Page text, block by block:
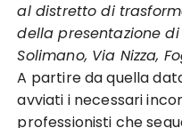
al distretto di
della presentazione
Solimano, Via Nizza,
A partire da quella
avviati i necessari
professionisti che